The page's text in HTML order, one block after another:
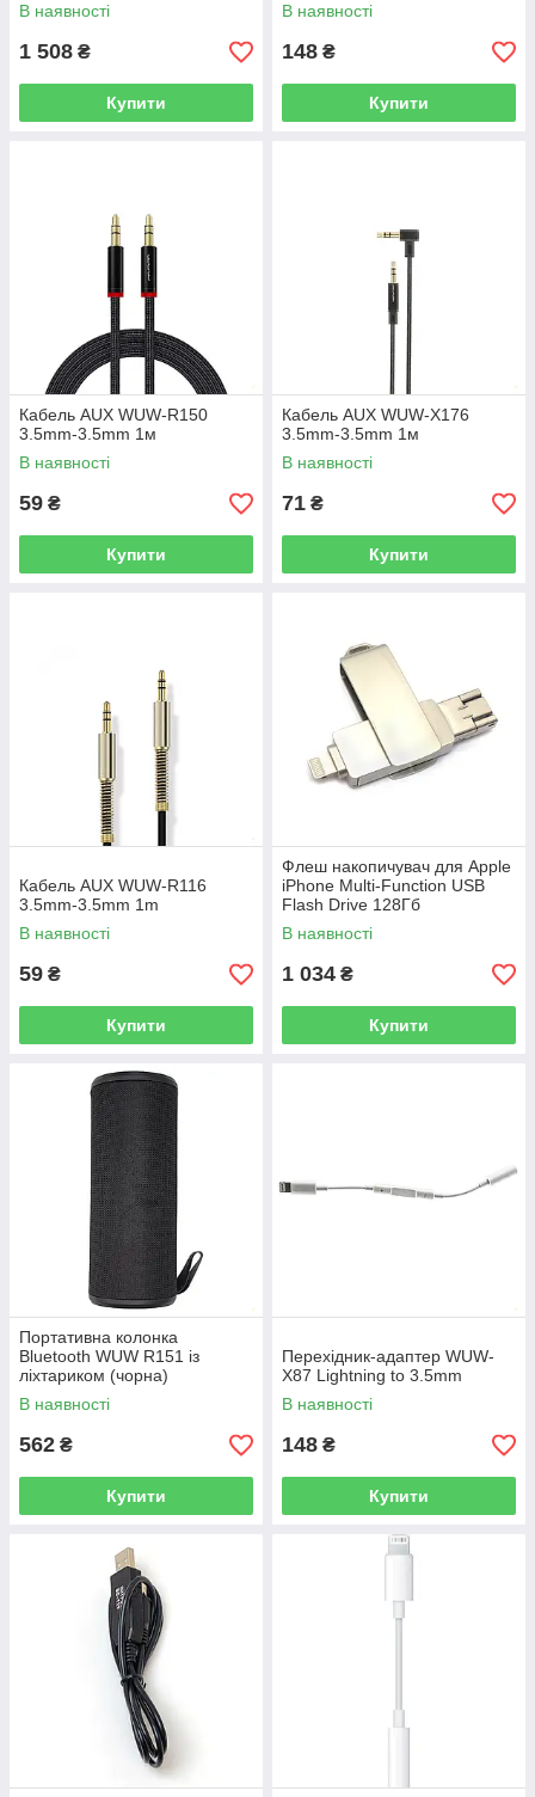
В наявності
1 508 ₴
Купити
В наявності
148 ₴
Купити
Кабель AUX WUW-R150
3.5mm-3.5mm 1м
В наявності
59 ₴
Купити
Кабель AUX WUW-X176
3.5mm-3.5mm 1м
В наявності
71 ₴
Купити
Кабель AUX WUW-R116
3.5mm-3.5mm 1m
В наявності
59 ₴
Купити
Флеш накопичувач для Apple
iPhone Multi-Function USB
Flash Drive 128Гб
В наявності
1 034 ₴
Купити
Портативна колонка
Bluetooth WUW R151 із
ліхтариком (чорна)
В наявності
562 ₴
Купити
Перехідник-адаптер WUW-
X87 Lightning to 3.5mm
В наявності
148 ₴
Купити